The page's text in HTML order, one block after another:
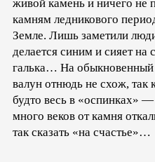
живой камень и ничего не
камням ледникового
Земле. Лишь заметили
делается синим и сияет на
галька… На обыкновенный
валун отнюдь не схож, так
будто весь в «оспинках»
много веков от камня
так сказать «на счастье»…